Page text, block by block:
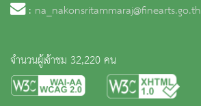
: na_nakonsritammaraj@finearts.go.th
จำนวนผู้เข้าชม 32,220 คน